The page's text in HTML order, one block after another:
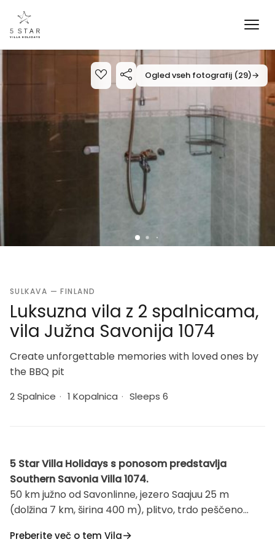
Ogled vseh fotografij (29)→
SULKAVA — FINLAND
Luksuzna vila z 2 spalnicama,
vila Južna Savonija 1074
Create unforgettable memories with loved ones by
the BBQ pit
2 Spalnice · 1 Kopalnica · Sleeps 6
5 Star Villa Holidays s ponosom predstavlja
Southern Savonia Villa 1074.
50 km južno od Savonlinne, jezero Saajuu 25 m
(dolžina 7 km, širina 400 m), plitvo, trdo peščeno
soba raztegljiva postelja, spalnica z zakonsko
Preberite več o tem Vila